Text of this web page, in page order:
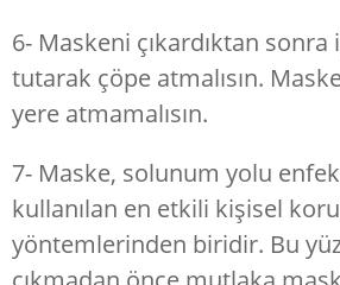
6- Maskeni çıkardıktan
tutarak çöpe atmalısın.
yere atmamalısın.
7- Maske, solunum yolu
kullanılan en etkili kişisel
yöntemlerinden biridir. Bu